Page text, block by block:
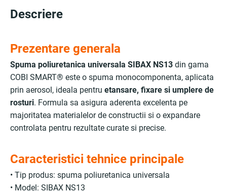
Descriere
Prezentare generala
Spuma poliuretanica universala SIBAX NS13 din gama
COBI SMART® este o spuma monocomponenta, aplicata
prin aerosol, ideala pentru etansare, fixare si umplere de
rosturi. Formula sa asigura aderenta excelenta pe
majoritatea materialelor de constructii si o expandare
controlata pentru rezultate curate si precise.
Caracteristici tehnice principale
• Tip produs: spuma poliuretanica universala
• Model: SIBAX NS13